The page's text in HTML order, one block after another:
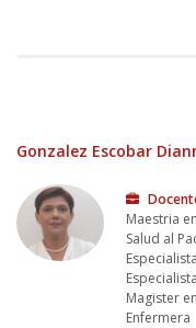
Gonzalez Escobar
Maestria
Salud al
Magister
Enfermera